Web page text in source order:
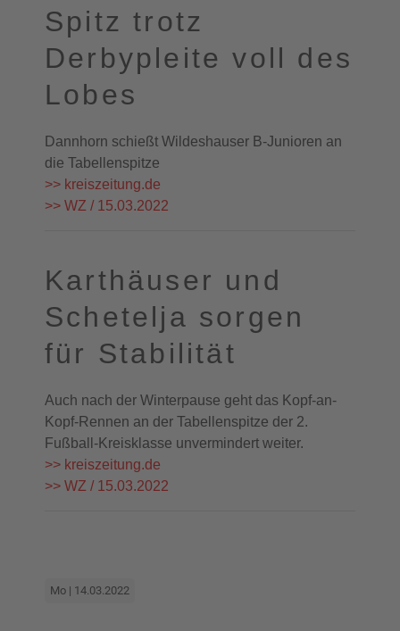
Spitz trotz
Derbypleite voll des
Lobes
Dannhorn schießt Wildeshauser B-Junioren an
die Tabellenspitze
>> kreiszeitung.de
>> WZ / 15.03.2022
Karthäuser und
Schetelja sorgen
für Stabilität
Auch nach der Winterpause geht das Kopf-an-
Kopf-Rennen an der Tabellenspitze der 2.
Fußball-Kreisklasse unvermindert weiter.
>> kreiszeitung.de
>> WZ / 15.03.2022
Mo | 14.03.2022